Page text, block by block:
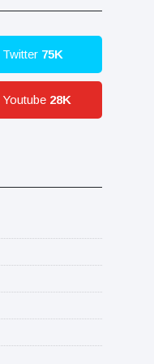
Twitter 75K
Youtube 28K